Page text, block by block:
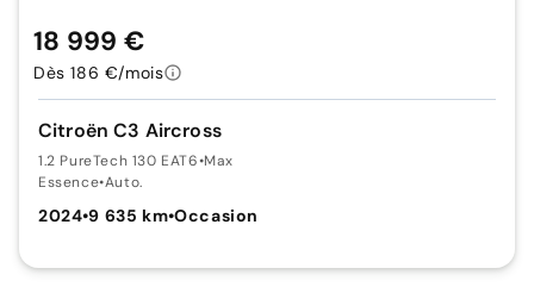
Citroën C3 Aircross
1.2 PureTech 130 EAT6•Max
Essence•Auto.
2024•9 635 km•Occasion
18 999 €
Dès 186 €/mois